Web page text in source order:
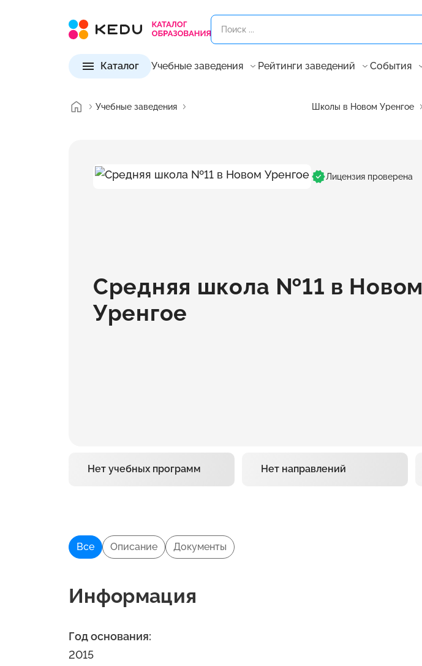
Каталог Учебные заведения Рейтинги заведений События
Учебные заведения Школы в Новом Уренгое
Лицензия проверена
Средняя школа №11 в Новом
Уренгое
Нет учебных программ Нет направлений
Все Описание Документы
Информация
Год основания:
2015